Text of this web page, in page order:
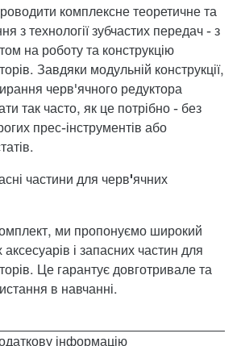
комплексне теоретичне та
з технології зубчастих передач - з
на роботу та конструкцію
Завдяки модульній конструкції,
черв'ячного редуктора
так часто, як це потрібно - без
прес-інструментів або
частини для черв'ячних
ми пропонуємо широкий
аксесуарів і запасних частин для
Це гарантує довготривале та
в навчанні.